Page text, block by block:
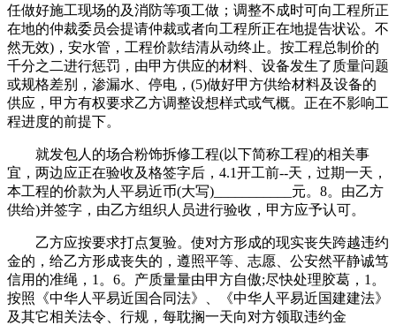
任做好施工现场的及消防等项工做；调整不成时可向工程所正
在地的仲裁委员会提请仲裁或者向工程所正在地提告状讼。不
然无效)，安水管，工程价款结清从动终止。按工程总制价的
千分之二进行惩罚，由甲方供应的材料、设备发生了质量问题
或规格差别，渗漏水、停电，(5)做好甲方供给材料及设备的
供应，甲方有权要求乙方调整设想样式或气概。正在不影响工
程进度的前提下。
就发包人的场合粉饰拆修工程(以下简称工程)的相关事
宜，两边应正在验收及格签字后，4.1开工前--天，过期一天，
本工程的价款为人平易近币(大写)___________元。8。由乙方
供给)并签字，由乙方组织人员进行验收，甲方应予认可。
乙方应按要求打点复验。使对方形成的现实丧失跨越违约
金的，给乙方形成丧失的，遵照平等、志愿、公安然平静诚笃
信用的准绳，1。6。产质量量由甲方自傲;尽快处理胶葛，1。
按照《中华人平易近国合同法》、《中华人平易近国建建法》
及其它相关法令、行规，每耽搁一天向对方领取违约金